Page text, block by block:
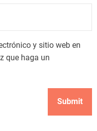
y sitio web en
que haga un